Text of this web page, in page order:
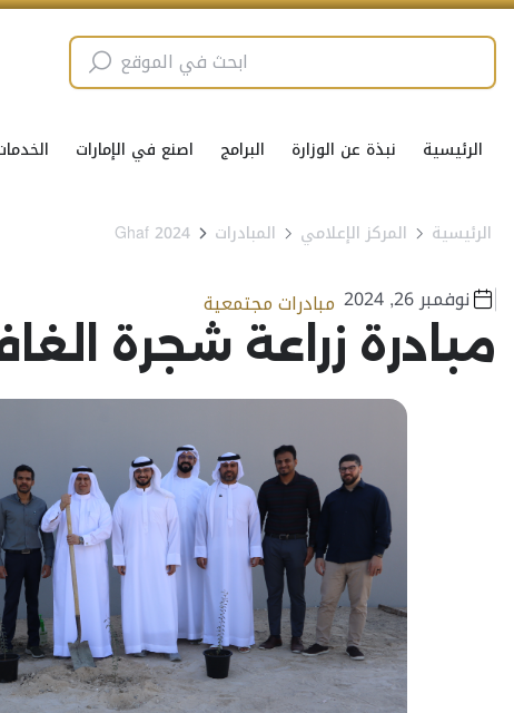
الرئيسية نبذة عن الوزارة البرامج اصنع في الإمارات
الرئيسية المركز الإعلامي المبادرات Ghaf 2024
نوفمبر 26, 2024 مبادرات مجتمعية
مبادرة زراعة شجرة